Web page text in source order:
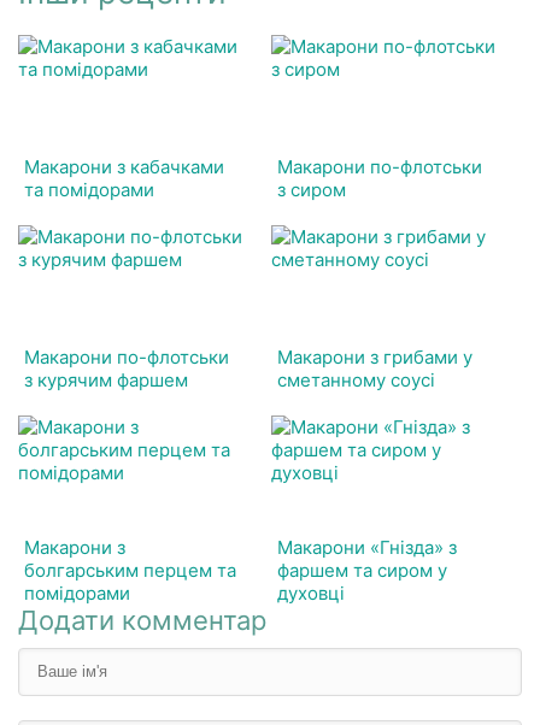
Макарони з кабачками
та помідорами
Макарони по-флотськи
з сиром
Макарони по-флотськи
з курячим фаршем
Макарони з грибами у
сметанному соусі
Макарони з
болгарським перцем та
помідорами
Макарони «Гнізда» з
фаршем та сиром у
духовці
Додати комментар